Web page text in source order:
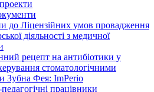
до Ліцензійних умов провадження
діяльності з медичної
рецепт на антибіотики у
стоматологічними
Зубна Фея: ImPerio
працівники